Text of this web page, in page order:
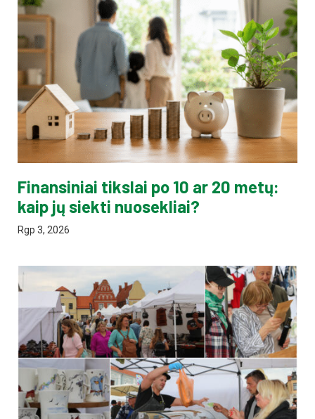
Finansiniai tikslai po 10 ar 20 metų:
kaip jų siekti nuosekliai?
Rgp 3, 2026